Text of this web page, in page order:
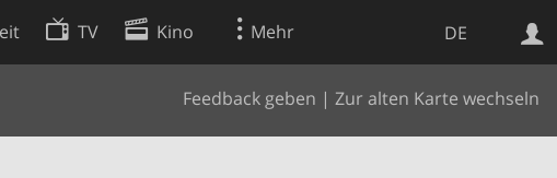
DE
TV Kino Mehr
Feedback geben | Zur alten Karte wechseln
Websuche